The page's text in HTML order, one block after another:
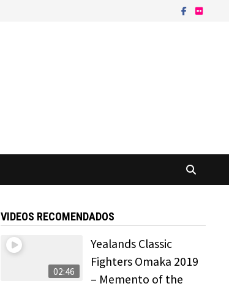
VIDEOS RECOMENDADOS
02:46
Yealands Classic
Fighters Omaka 2019
– Memento of the